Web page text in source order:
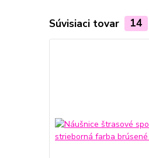
Súvisiaci tovar 14